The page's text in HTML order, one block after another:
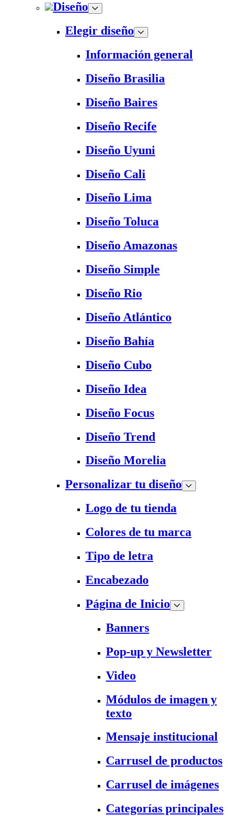
Diseño
Elegir diseño
Información general
Diseño Brasilia
Diseño Baires
Diseño Recife
Diseño Uyuni
Diseño Cali
Diseño Lima
Diseño Toluca
Diseño Amazonas
Diseño Simple
Diseño Rio
Diseño Atlántico
Diseño Bahía
Diseño Cubo
Diseño Idea
Diseño Focus
Diseño Trend
Diseño Morelia
Personalizar tu diseño
Logo de tu tienda
Colores de tu marca
Tipo de letra
Encabezado
Página de Inicio
Banners
Pop-up y Newsletter
Video
Módulos de imagen y
texto
Mensaje institucional
Carrusel de productos
Carrusel de imágenes
Categorías principales